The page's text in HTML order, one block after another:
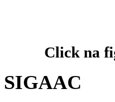
Click na
SIGAAC